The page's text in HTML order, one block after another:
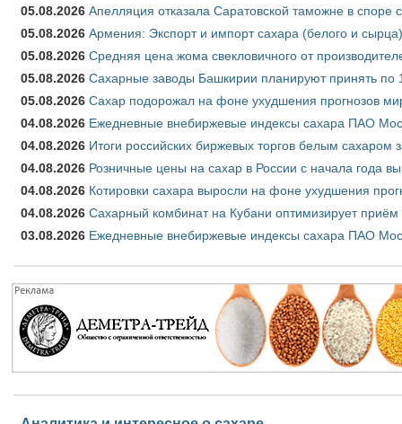
05.08.2026 Апелляция отказала Саратовской таможне в
05.08.2026 Армения: Экспорт и импорт сахара (белого и
05.08.2026 Средняя цена жома свекловичного от
05.08.2026 Сахарные заводы Башкирии планируют принять по
05.08.2026 Сахар подорожал на фоне ухудшения прогнозов
04.08.2026 Ежедневные внебиржевые индексы сахара ПАО
04.08.2026 Итоги российских биржевых торгов белым сахаром
04.08.2026 Розничные цены на сахар в России с начала года
04.08.2026 Котировки сахара выросли на фоне ухудшения
04.08.2026 Сахарный комбинат на Кубани оптимизирует приём
03.08.2026 Ежедневные внебиржевые индексы сахара ПАО